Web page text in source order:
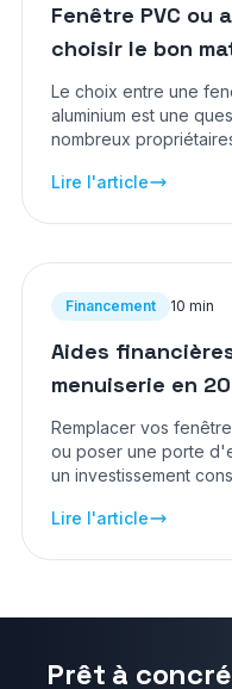
Fenêtre PVC ou
choisir le bon
habitat
Le choix entre une
aluminium est une
nombreux
des atouts
Lire l'article
Financement 10 min
Aides
menuiserie en
éco-PTZ et CEE
Remplacer vos
ou poser une porte
un investissement
permettent de réduire
Lire l'article
Prêt à